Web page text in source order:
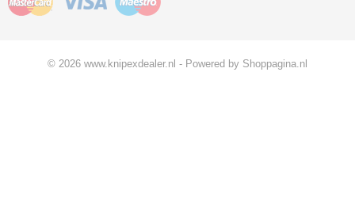
© 2026 www.knipexdealer.nl - Powered by Shoppagina.nl